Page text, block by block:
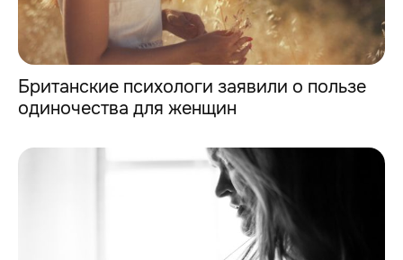
Британские психологи заявили о пользе
одиночества для женщин